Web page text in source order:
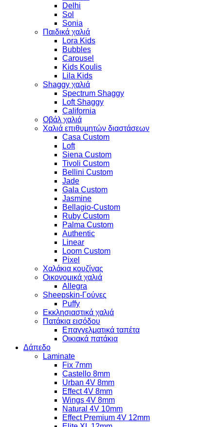
Delhi
Sol
Sonia
Παιδικά χαλιά
Lora Kids
Bubbles
Carousel
Kids Koulis
Lila Kids
Shaggy χαλιά
Spectrum Shaggy
Loft Shaggy
California
Οβάλ χαλιά
Χαλιά επιθυμητών διαστάσεων
Casa Custom
Loft
Siena Custom
Tivoli Custom
Bellini Custom
Jade
Gala Custom
Jasmine
Bellagio-Custom
Ruby Custom
Palma Custom
Authentic
Linear
Loom Custom
Pixel
Χαλάκια κουζίνας
Οικονομικά χαλιά
Allegra
Sheepskin-Γούνες
Puffy
Εκκλησιαστικά χαλιά
Πατάκια εισόδου
Επαγγελματικά ταπέτα
Οικιακά πατάκια
Δάπεδο
Laminate
Fix 7mm
Castello 8mm
Urban 4V 8mm
Effect 4V 8mm
Wings 4V 8mm
Natural 4V 10mm
Effect Premium 4V 12mm